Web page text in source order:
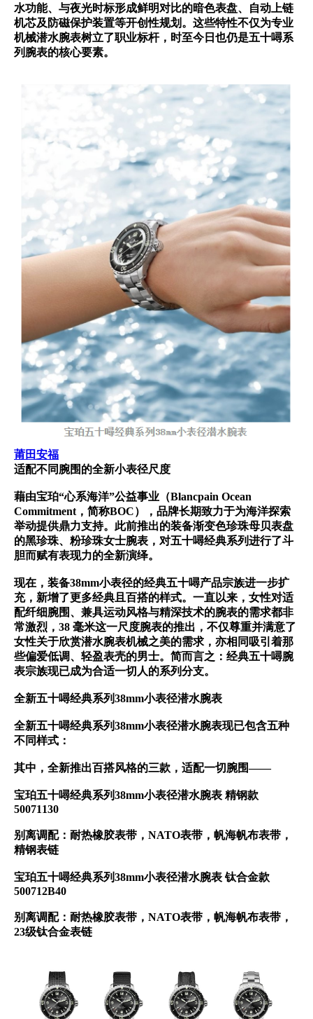
水功能、与夜光时标形成鲜明对比的暗色表盘、自动上链
机芯及防磁保护装置等开创性规划。这些特性不仅为专业
机械潜水腕表树立了职业标杆，时至今日也仍是五十噚系
列腕表的核心要素。
莆田安福
适配不同腕围的全新小表径尺度
藉由宝珀“心系海洋”公益事业（Blancpain Ocean
Commitment，简称BOC），品牌长期致力于为海洋探索
举动提供鼎力支持。此前推出的装备渐变色珍珠母贝表盘
的黑珍珠、粉珍珠女士腕表，对五十噚经典系列进行了斗
胆而赋有表现力的全新演绎。
现在，装备38mm小表径的经典五十噚产品宗族进一步扩
充，新增了更多经典且百搭的样式。一直以来，女性对适
配纤细腕围、兼具运动风格与精深技术的腕表的需求都非
常激烈，38 毫米这一尺度腕表的推出，不仅尊重并满意了
女性关于欣赏潜水腕表机械之美的需求，亦相同吸引着那
些偏爱低调、轻盈表壳的男士。简而言之：经典五十噚腕
表宗族现已成为合适一切人的系列分支。
全新五十噚经典系列38mm小表径潜水腕表
全新五十噚经典系列38mm小表径潜水腕表现已包含五种
不同样式：
其中，全新推出百搭风格的三款，适配一切腕围——
宝珀五十噚经典系列38mm小表径潜水腕表 精钢款
50071130
别离调配：耐热橡胶表带，NATO表带，帆海帆布表带，
精钢表链
宝珀五十噚经典系列38mm小表径潜水腕表 钛合金款
500712B40
别离调配：耐热橡胶表带，NATO表带，帆海帆布表带，
23级钛合金表链